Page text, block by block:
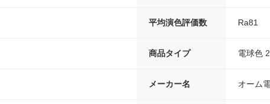
平均演色評価数 Ra81
商品タイプ 電球色
メーカー名 オーム